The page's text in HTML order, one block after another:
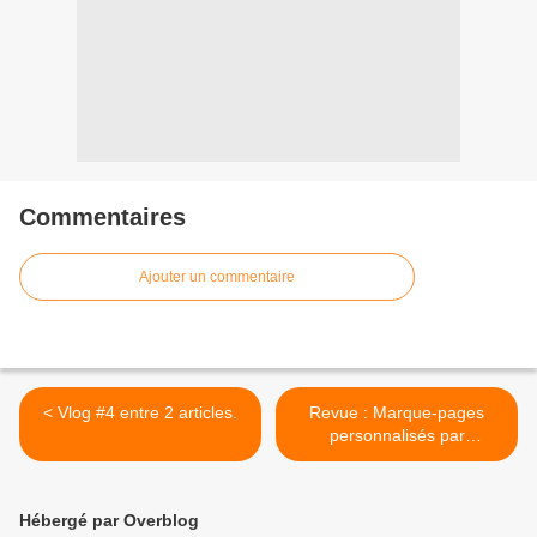
Commentaires
Ajouter un commentaire
< Vlog #4 entre 2 articles.
Revue : Marque-pages
personnalisés par
TLPDessins. >
Hébergé par Overblog